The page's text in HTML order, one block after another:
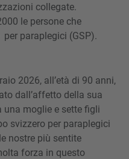
collegate.
le persone che
paraplegici (GSP).
2026, all’età di 90 anni,
dall’affetto della sua
moglie e sette figli
svizzero per paraplegici
nostre più sentite
forza in questo